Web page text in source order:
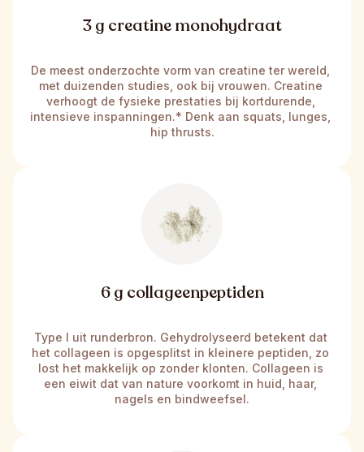
3 g creatine monohydraat
De meest onderzochte vorm van creatine ter wereld,
met duizenden studies, ook bij vrouwen. Creatine
verhoogt de fysieke prestaties bij kortdurende,
intensieve inspanningen.* Denk aan squats, lunges,
hip thrusts.
6 g collageenpeptiden
Type I uit runderbron. Gehydrolyseerd betekent dat
het collageen is opgesplitst in kleinere peptiden, zo
lost het makkelijk op zonder klonten. Collageen is
een eiwit dat van nature voorkomt in huid, haar,
nagels en bindweefsel.